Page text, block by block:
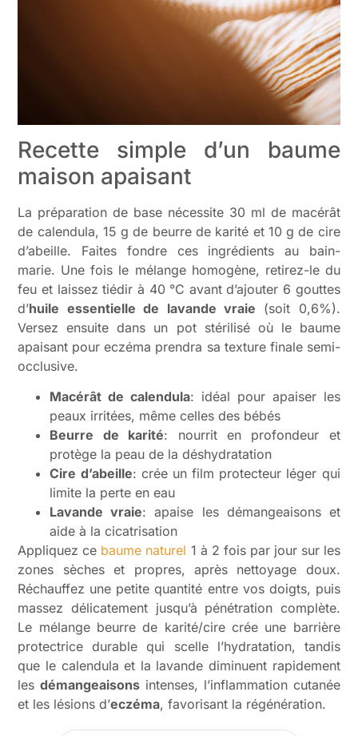
Recette simple d’un baume
maison apaisant
La préparation de base nécessite 30 ml de macérât
de calendula, 15 g de beurre de karité et 10 g de cire
d’abeille. Faites fondre ces ingrédients au bain-
marie. Une fois le mélange homogène, retirez-le du
feu et laissez tiédir à 40 °C avant d’ajouter 6 gouttes
d’huile essentielle de lavande vraie (soit 0,6%).
Versez ensuite dans un pot stérilisé où le baume
apaisant pour eczéma prendra sa texture finale semi-
occlusive.
Macérât de calendula: idéal pour apaiser les
peaux irritées, même celles des bébés
Beurre de karité: nourrit en profondeur et
protège la peau de la déshydratation
Cire d’abeille: crée un film protecteur léger qui
limite la perte en eau
Lavande vraie: apaise les démangeaisons et
aide à la cicatrisation
Appliquez ce baume naturel 1 à 2 fois par jour sur les
zones sèches et propres, après nettoyage doux.
Réchauffez une petite quantité entre vos doigts, puis
massez délicatement jusqu’à pénétration complète.
Le mélange beurre de karité/cire crée une barrière
protectrice durable qui scelle l’hydratation, tandis
que le calendula et la lavande diminuent rapidement
lesdémangeaisons intenses, l’inflammation cutanée
et les lésions d’eczéma, favorisant la régénération.